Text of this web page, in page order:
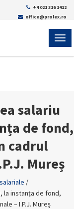
+4 021 316 1412
office@prolex.ro
salariu
de fond,
cadrul
Mureș
/
la instanța de fond,
– I.P.J. Mureș